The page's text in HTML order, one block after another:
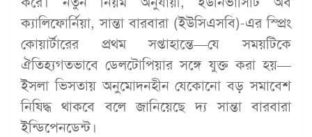
ক্যালিফোর্নিয়া, সান্তা বারবারা (ইউসিএসবি)-এর স্প্রিং
কোয়ার্টারের প্রথম সপ্তাহান্তে—যে সময়টিকে
ঐতিহ্যগতভাবে ডেলটোপিয়ার সঙ্গে যুক্ত করা হয়—
ইসলা ভিসতায় অনুমোদনহীন যেকোনো বড় সমাবেশ
নিষিদ্ধ থাকবে বলে জানিয়েছে দ্য সান্তা বারবারা
ইন্ডিপেনডেন্ট।